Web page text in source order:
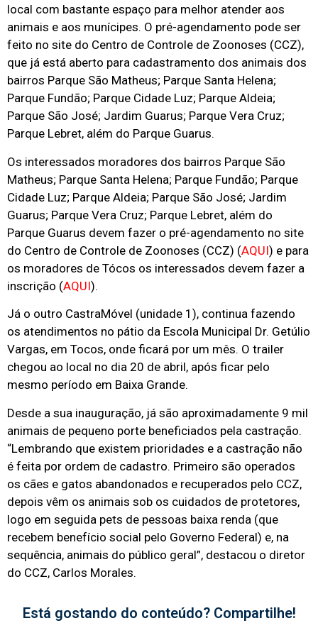
local com bastante espaço para melhor atender aos
animais e aos munícipes. O pré-agendamento pode ser
feito no site do Centro de Controle de Zoonoses (CCZ),
que já está aberto para cadastramento dos animais dos
bairros Parque São Matheus; Parque Santa Helena;
Parque Fundão; Parque Cidade Luz; Parque Aldeia;
Parque São José; Jardim Guarus; Parque Vera Cruz;
Parque Lebret, além do Parque Guarus.
Os interessados moradores dos bairros Parque São
Matheus; Parque Santa Helena; Parque Fundão; Parque
Cidade Luz; Parque Aldeia; Parque São José; Jardim
Guarus; Parque Vera Cruz; Parque Lebret, além do
Parque Guarus devem fazer o pré-agendamento no site
do Centro de Controle de Zoonoses (CCZ) (AQUI) e para
os moradores de Tócos os interessados devem fazer a
inscrição (AQUI).
Já o outro CastraMóvel (unidade 1), continua fazendo
os atendimentos no pátio da Escola Municipal Dr. Getúlio
Vargas, em Tocos, onde ficará por um mês. O trailer
chegou ao local no dia 20 de abril, após ficar pelo
mesmo período em Baixa Grande.
Desde a sua inauguração, já são aproximadamente 9 mil
animais de pequeno porte beneficiados pela castração.
“Lembrando que existem prioridades e a castração não
é feita por ordem de cadastro. Primeiro são operados
os cães e gatos abandonados e recuperados pelo CCZ,
depois vêm os animais sob os cuidados de protetores,
logo em seguida pets de pessoas baixa renda (que
recebem benefício social pelo Governo Federal) e, na
sequência, animais do público geral”, destacou o diretor
do CCZ, Carlos Morales.
Está gostando do conteúdo? Compartilhe!